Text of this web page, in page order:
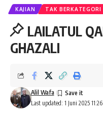
KAJIAN TAK BERKATEGORI
LAILATUL
GHAZALI
Last updated: 1 Juni 2025
Alil Wafa